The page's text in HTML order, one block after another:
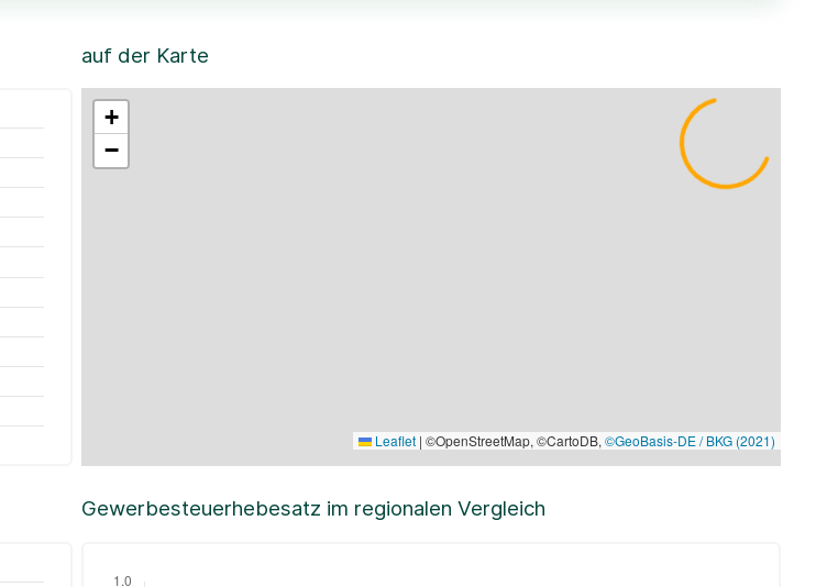
auf der Karte
+
−
Leaflet | ©OpenStreetMap, ©CartoDB, ©GeoBasis-DE / BKG (2021)
Gewerbesteuerhebesatz im regionalen Vergleich